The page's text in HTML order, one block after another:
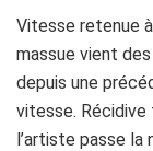
Vitesse retenue
massue vient
depuis une
vitesse. Récidive
l’artiste passe la